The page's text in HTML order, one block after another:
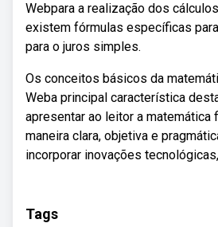
Webpara a realização dos
existem fórmulas específicas
para o juros simples.
Os conceitos básicos da
Weba principal característica
apresentar ao leitor a matemática
maneira clara, objetiva e
incorporar inovações
Tags